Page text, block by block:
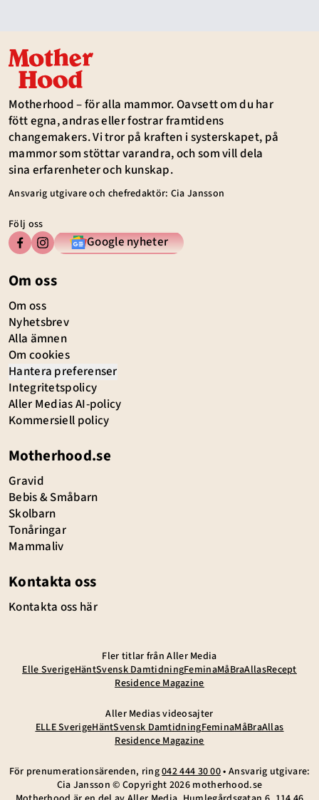
Motherhood – för alla mammor. Oavsett om du har
fött egna, andras eller fostrar framtidens
changemakers. Vi tror på kraften i systerskapet, på
mammor som stöttar varandra, och som vill dela
sina erfarenheter och kunskap.
Ansvarig utgivare och chefredaktör: Cia Jansson
Följ oss
Google nyheter
Om oss
Om oss
Nyhetsbrev
Alla ämnen
Om cookies
Hantera preferenser
Integritetspolicy
Aller Medias AI-policy
Kommersiell policy
Motherhood.se
Gravid
Bebis & Småbarn
Skolbarn
Tonåringar
Mammaliv
Kontakta oss
Kontakta oss här
Fler titlar från Aller Media
Elle SverigeHäntSvensk DamtidningFeminaMåBraAllasRecept
Residence Magazine
Aller Medias videosajter
ELLE SverigeHäntSvensk DamtidningFeminaMåBraAllas
Residence Magazine
För prenumerationsärenden, ring042 444 30 00• Ansvarig utgivare:
Cia Jansson © Copyright 2026 motherhood.se